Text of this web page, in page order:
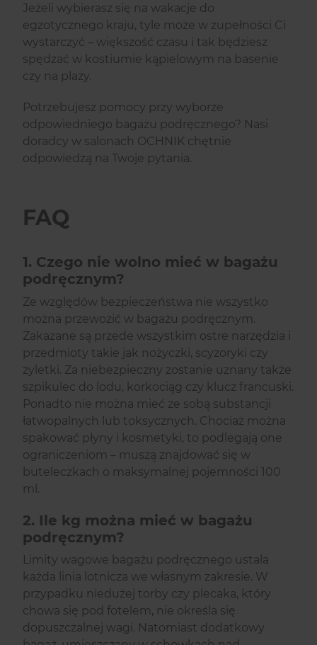
Jeżeli wybierasz się na wakacje do
egzotycznego kraju, tyle może w zupełności Ci
wystarczyć – większość czasu i tak będziesz
spędzać w kostiumie kąpielowym na basenie
czy na plaży.
Potrzebujesz pomocy przy wyborze
odpowiedniego bagażu podręcznego? Nasi
doradcy w salonach OCHNIK chętnie
odpowiedzą na Twoje pytania.
FAQ
1. Czego nie wolno mieć w bagażu
podręcznym?
Ze względów bezpieczeństwa nie wszystko
można przewozić w bagażu podręcznym.
Zakazane są przede wszystkim ostre narzędzia i
przedmioty takie jak nożyczki, scyzoryki czy
żyletki. Za niebezpieczny zostanie uznany także
szpikulec do lodu, korkociąg czy klucz francuski.
Ponadto nie można mieć ze sobą substancji
łatwopalnych lub toksycznych. Chociaż można
spakować płyny i kosmetyki, to podlegają one
ograniczeniom – muszą znajdować się w
buteleczkach o maksymalnej pojemności 100
ml.
2. Ile kg można mieć w bagażu
podręcznym?
Limity wagowe bagażu podręcznego ustala
każda linia lotnicza we własnym zakresie. W
przypadku niedużej torby czy plecaka, który
chowa się pod fotelem, nie określa się
dopuszczalnej wagi. Natomiast dodatkowy